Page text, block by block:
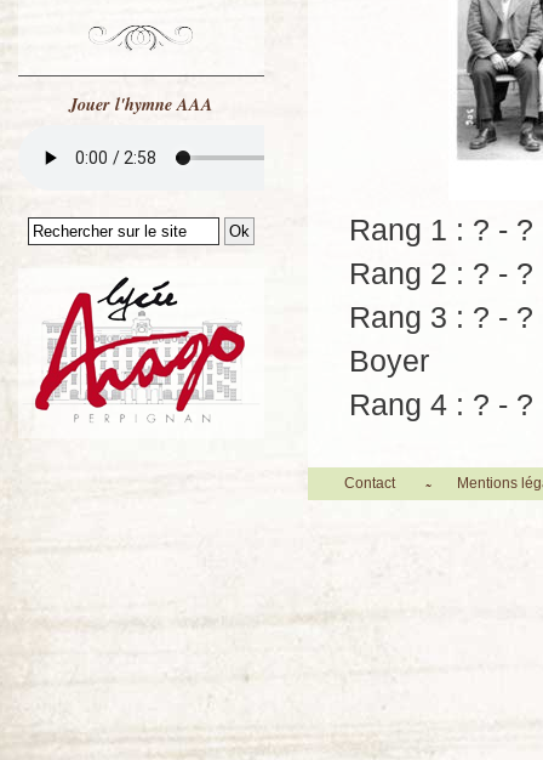
Rang 1 : ? -
Rang 2 : ? -
Rang 3 : ? -
Boyer
Rang 4 : ? -
Jouer l'hymne AAA
Contact Mentions